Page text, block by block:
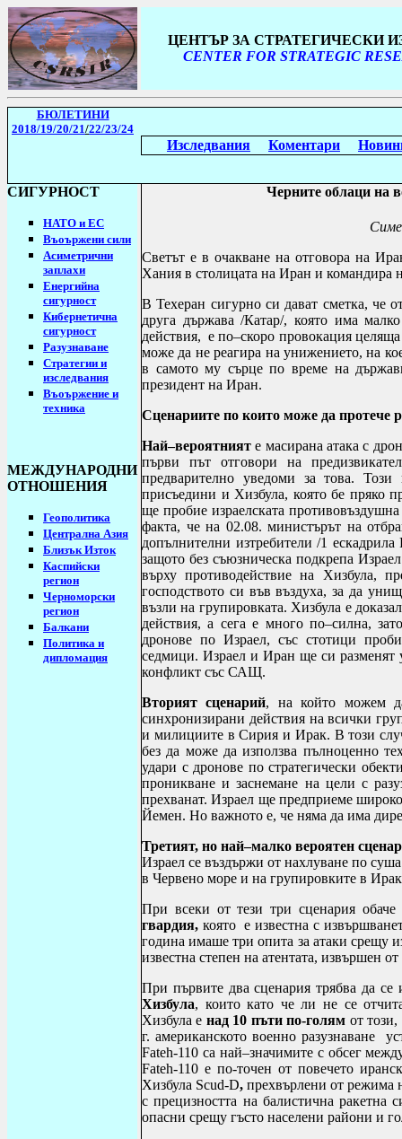
ЦЕНТЪР ЗА СТРАТЕГИЧЕСКИ
CENTER FOR STRATEGIC
БЮЛЕТИНИ
2018/19/20/21/22/23/24
Изследвания Коментари
СИГУРНОСТ
НАТО и ЕС
Въоържени сили
Асиметрични
заплахи
Енергийна
сигурност
Кибернетична
сигурност
Разузнаване
Стратегии и
изследвания
Въоържение и
техника
МЕЖДУНАРОДНИ
ОТНОШЕНИЯ
Геополитика
Централна Азия
Близък Изток
Каспийски
регион
Черноморски
регион
Балкани
Политика и
дипломация
Черните облаци на
Светът е в очакване на отговора на
Хания в столицата на Иран и командира
В Техеран сигурно си дават сметка, че
друга държава /Катар/, която има
действия, е по–скоро провокация
може да не реагира на унижението, на
в самото му сърце по време на
президент на Иран.
Сценариите по които може да протече
Най–вероятният е масирана атака с
първи път отговори на
предварително уведоми за това.
присъедини и Хизбула, която бе пряко
ще пробие израелската
факта, че на 02.08. министърът на
допълнителни изтребители /1 ескадрила
защото без съюзническа подкрепа
върху противодействие на Хизбула,
господството си във въздуха, за да
възли на групировката. Хизбула е
действия, а сега е много по–силна,
дронове по Израел, със стотици
седмици. Израел и Иран ще си разменят
конфликт със САЩ.
Вторият сценарий, на който можем
синхронизирани действия на всички
и милициите в Сирия и Ирак. В този
без да може да използва пълноценно
удари с дронове по стратегически
проникване и заснемане на цели с
прехванат. Израел ще предприеме
Йемен. Но важното е, че няма да има
Третият, но най–малко вероятен
Израел се въздържи от нахлуване по
в Червено море и на групировките в
При всеки от тези три сценария
гвардия, която е известна с
година имаше три опита за атаки срещу
известна степен на атентата, извършен
При първите два сценария трябва да
Хизбула, които като че ли не се
Хизбула е над 10 пъти по-голям от
г. американското военно разузнаване
Fateh-110 са най–значимите с обсег
Fateh-110 е по-точен от повечето
Хизбула Scud-D, прехвърлени от режима
с прецизността на балистична ракетна
опасни срещу гъсто населени райони и